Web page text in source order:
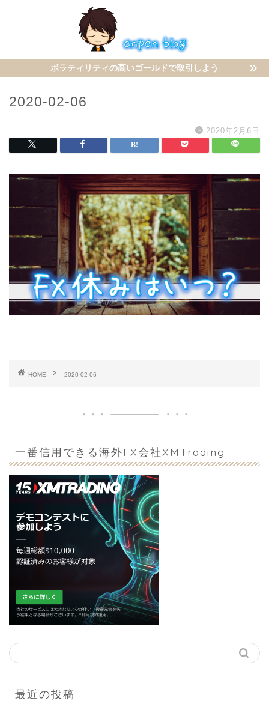
ボラティリティの高いゴールドで取引しよう
2020-02-06
2020年2月6日
HOME 2020-02-06
一番信用できる海外FX会社XMTrading
最近の投稿